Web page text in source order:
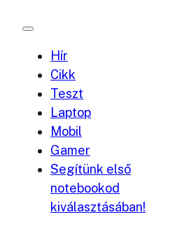
Hír
Cikk
Teszt
Laptop
Mobil
Gamer
Segítünk első
notebookod
kiválasztásában!